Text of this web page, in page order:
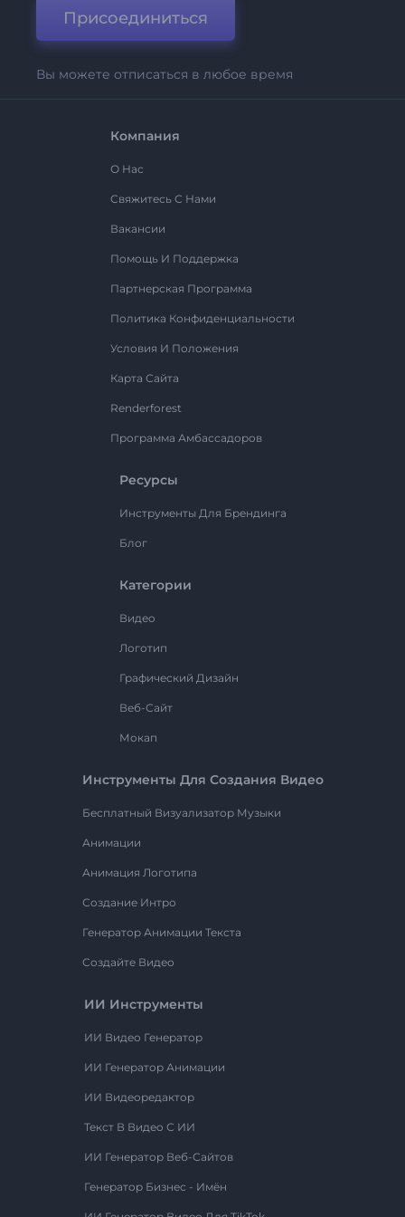
Присоединиться
Вы можете отписаться в любое время
Компания
О Нас
Свяжитесь С Нами
Вакансии
Помощь И Поддержка
Партнерская Программа
Политика Конфиденциальности
Условия И Положения
Карта Сайта
Renderforest
Программа Амбассадоров
Ресурсы
Инструменты Для Брендинга
Блог
Категории
Видео
Логотип
Графический Дизайн
Веб-Сайт
Мокап
Инструменты Для Создания Видео
Бесплатный Визуализатор Музыки
Анимации
Анимация Логотипа
Создание Интро
Генератор Анимации Текста
Создайте Видео
ИИ Инструменты
ИИ Видео Генератор
ИИ Генератор Анимации
ИИ Видеоредактор
Текст В Видео С ИИ
ИИ Генератор Веб-Сайтов
Генератор Бизнес - Имён